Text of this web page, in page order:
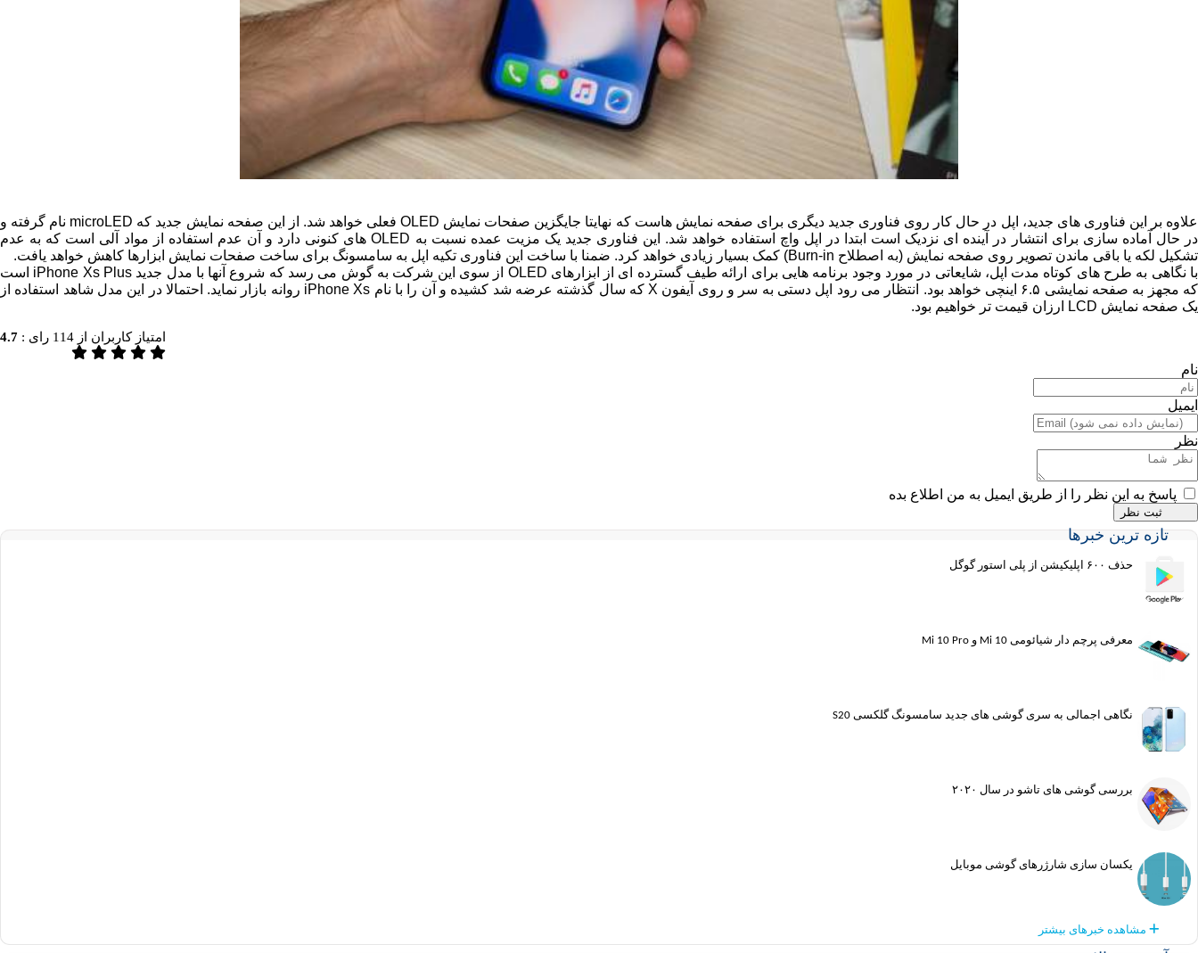
علاوه بر این فناوری های جدید، اپل در حال کار روی فناوری جدید دیگری برای صفحه نمایش هاست که نهایتا جایگزین صفحات نمایش OLED فعلی خواهد شد. از این صفحه نمایش جدید که microLED نام گرفته و
در حال آماده سازی برای انتشار در آینده ای نزدیک است ابتدا در اپل واچ استفاده خواهد شد. این فناوری جدید یک مزیت عمده نسبت به OLED های کنونی دارد و آن عدم استفاده از مواد آلی است که به عدم
تشکیل لکه یا باقی ماندن تصویر روی صفحه نمایش (به اصطلاح Burn-in) کمک بسیار زیادی خواهد کرد. ضمنا با ساخت این فناوری تکیه اپل به سامسونگ برای ساخت صفحات نمایش ابزارها کاهش خواهد یافت.
با نگاهی به طرح های کوتاه مدت اپل، شایعاتی در مورد وجود برنامه هایی برای ارائه طیف گسترده ای از ابزارهای OLED از سوی این شرکت به گوش می رسد که شروع آنها با مدل جدید iPhone Xs Plus است
که مجهز به صفحه نمایشی ۶.۵ اینچی خواهد بود. انتظار می رود اپل دستی به سر و روی آیفون X که سال گذشته عرضه شد کشیده و آن را با نام iPhone Xs روانه بازار نماید. احتمالا در این مدل شاهد استفاده از
یک صفحه نمایش LCD ارزان قیمت تر خواهیم بود.
امتیاز کاربران از 114 رای : 4.7
نام
ایمیل
نظر
پاسخ به این نظر را از طریق ایمیل به من اطلاع بده
تازه ترین خبرها
حذف ۶۰۰ اپلیکیشن از پلی استور گوگل
معرفی پرچم دار شیائومی Mi 10 و Mi 10 Pro
نگاهی اجمالی به سری گوشی های جدید سامسونگ گلکسی S20
بررسی گوشی های تاشو در سال ۲۰۲۰
یکسان سازی شارژرهای گوشی موبایل
مشاهده خبرهای بیشتر